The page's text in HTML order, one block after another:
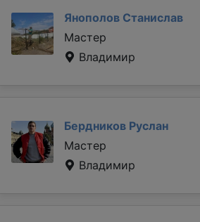
Янополов Станислав
Мастер
Владимир
Бердников Руслан
Мастер
Владимир